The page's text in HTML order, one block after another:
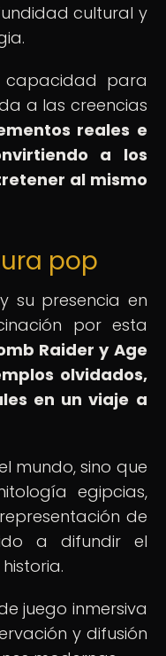
cultural y
capacidad para
a las creencias
reales e
a los
al mismo
pop
su presencia en
por esta
Raider y Age
olvidados,
en un viaje a
mundo, sino que
egipcias,
de
a difundir el
juego inmersiva
y difusión